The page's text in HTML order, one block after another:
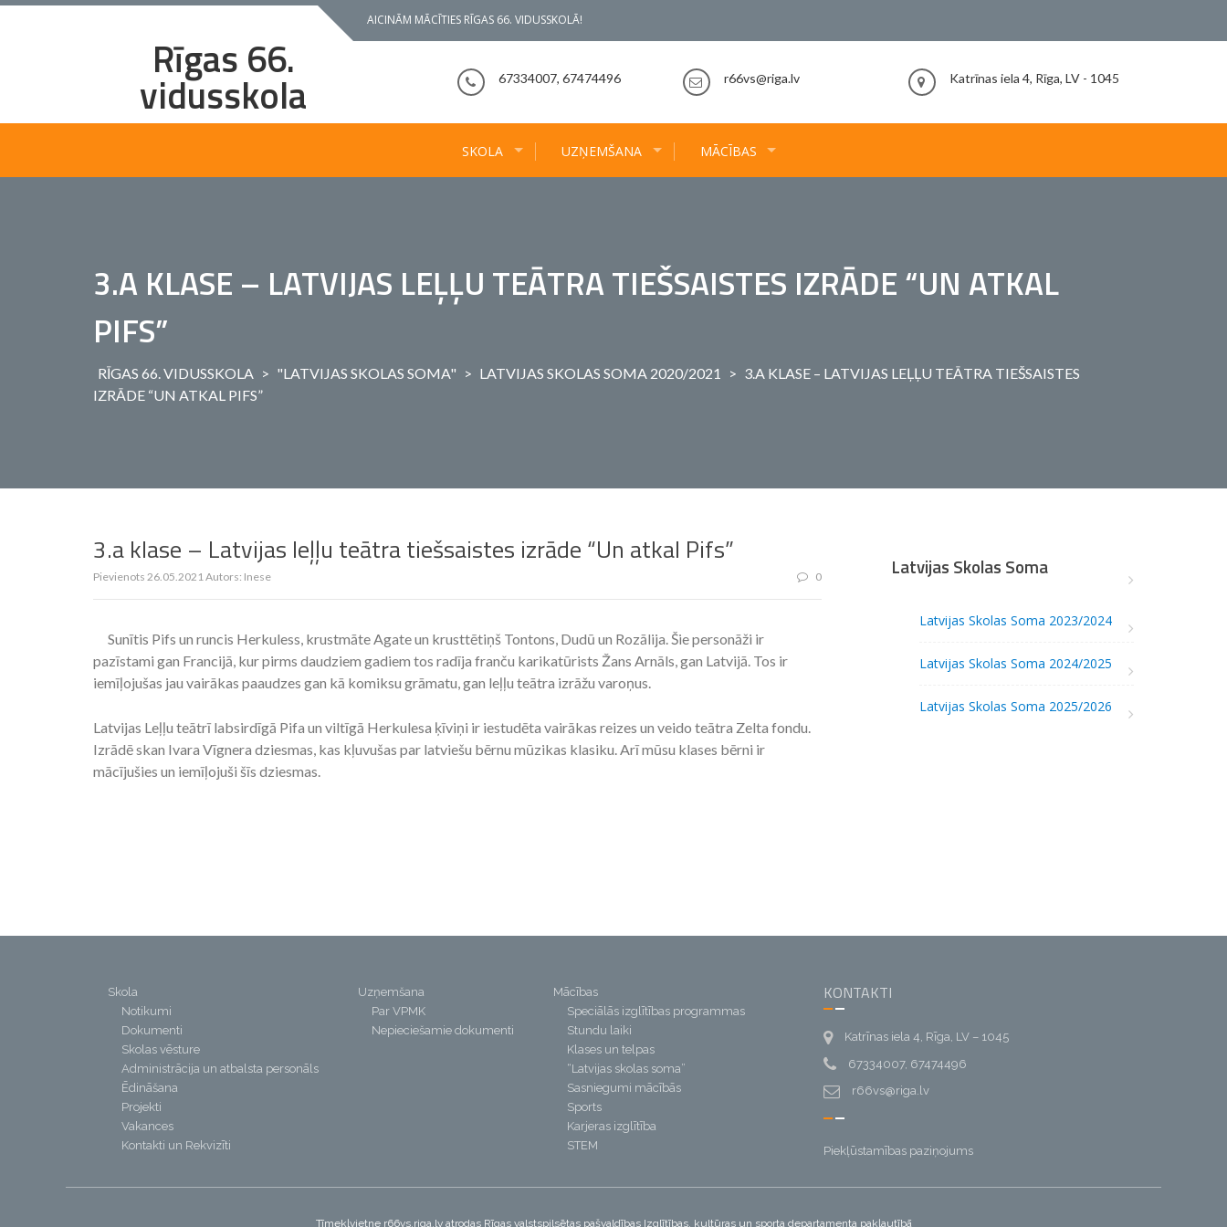
Skip
AICINĀM MĀCĪTIES RĪGAS 66. VIDUSSKOLĀ!
Rīgas 66.
vidusskola 67334007, 67474496 r66vs@riga.lv Katrīnas iela 4, Rīga, LV - 1045
SKOLA UZŅEMŠANA MĀCĪBAS
3.A KLASE – LATVIJAS LEĻĻU TEĀTRA TIEŠSAISTES IZRĀDE “UN ATKAL
PIFS”
RĪGAS 66. VIDUSSKOLA > "LATVIJAS SKOLAS SOMA" > LATVIJAS SKOLAS SOMA 2020/2021 > 3.A KLASE – LATVIJAS LEĻĻU TEĀTRA TIEŠSAISTES
IZRĀDE “UN ATKAL PIFS”
3.a klase – Latvijas leļļu teātra tiešsaistes izrāde “Un atkal Pifs”
Pievienots 26.05.2021Autors: Inese 0
Sunītis Pifs un runcis Herkuless, krustmāte Agate un krusttētiņš Tontons, Dudū un Rozālija. Šie personāži ir
pazīstami gan Francijā, kur pirms daudziem gadiem tos radīja franču karikatūrists Žans Arnāls, gan Latvijā. Tos ir
iemīļojušas jau vairākas paaudzes gan kā komiksu grāmatu, gan leļļu teātra izrāžu varoņus.
Latvijas Leļļu teātrī labsirdīgā Pifa un viltīgā Herkulesa ķīviņi ir iestudēta vairākas reizes un veido teātra Zelta fondu.
Izrādē skan Ivara Vīgnera dziesmas, kas kļuvušas par latviešu bērnu mūzikas klasiku. Arī mūsu klases bērni ir
mācījušies un iemīļojuši šīs dziesmas.
Latvijas Skolas Soma
Latvijas Skolas Soma 2023/2024
Latvijas Skolas Soma 2024/2025
Latvijas Skolas Soma 2025/2026
Skola
Notikumi
Dokumenti
Skolas vēsture
Administrācija un atbalsta personāls
Ēdināšana
Projekti
Vakances
Kontakti un Rekvizīti
Uzņemšana
Par VPMK
Nepieciešamie dokumenti
Mācības
Speciālās izglītības programmas
Stundu laiki
Klases un telpas
“Latvijas skolas soma”
Sasniegumi mācībās
Sports
Karjeras izglītība
STEM
KONTAKTI
Katrīnas iela 4, Rīga, LV – 1045
67334007, 67474496
r66vs@riga.lv
Piekļūstamības paziņojums
Tīmekļvietne r66vs.riga.lv atrodas Rīgas valstspilsētas pašvaldības Izglītības, kultūras un sporta departamenta pakļautībā